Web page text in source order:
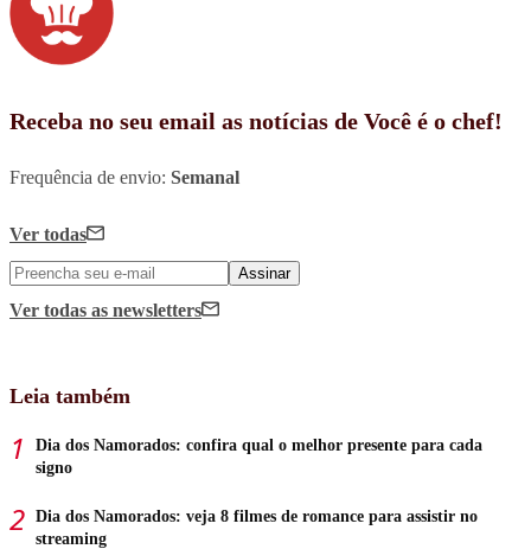
Receba no seu email as notícias de Você é o chef!
Frequência de envio: Semanal
Ver todas
Assinar
Ver todas as newsletters
Leia também
Dia dos Namorados: confira qual o melhor presente para cada
signo
Dia dos Namorados: veja 8 filmes de romance para assistir no
streaming